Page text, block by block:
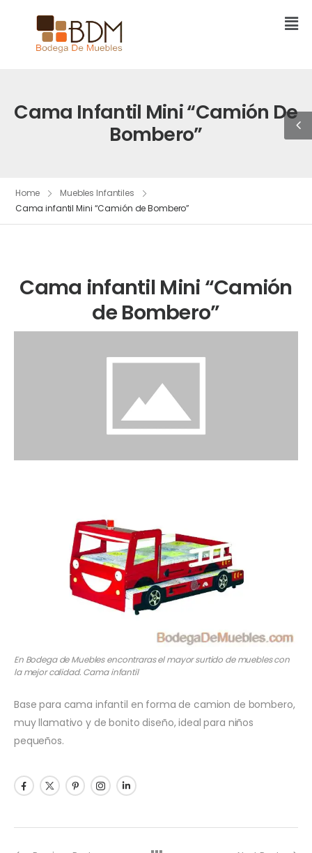
Cama Infantil Mini “Camión De
Bombero”
Home
Muebles Infantiles
Cama infantil Mini “Camión de Bombero”
Cama infantil Mini “Camión
de Bombero”
En Bodega de Muebles encontraras el mayor surtido de muebles con
la mejor calidad. Cama infantil
Base para cama infantil en forma de camion de bombero,
muy llamativo y de bonito diseño, ideal para niños
pequeños.